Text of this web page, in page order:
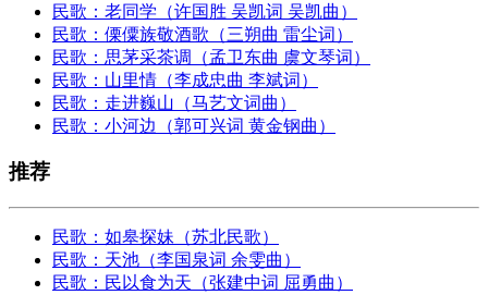
民歌：老同学（许国胜 吴凯词 吴凯曲）
民歌：傈僳族敬酒歌（三朔曲 雷尘词）
民歌：思茅采茶调（孟卫东曲 虞文琴词）
民歌：山里情（李成忠曲 李斌词）
民歌：走进巍山（马艺文词曲）
民歌：小河边（郭可兴词 黄金钢曲）
推荐
民歌：如皋探妹（苏北民歌）
民歌：天池（李国泉词 余雯曲）
民歌：民以食为天（张建中词 屈勇曲）